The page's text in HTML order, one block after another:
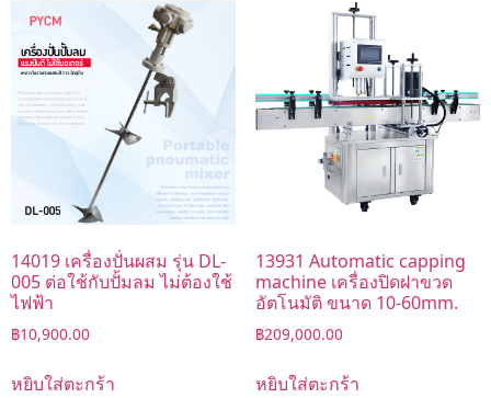
14019 เครื่องปั่นผสม รุ่น DL-
005 ต่อใช้กับปั้มลม ไม่ต้องใช้
ไฟฟ้า
฿10,900.00
หยิบใส่ตะกร้า
13931 Automatic capping
machine เครื่องปิดฝาขวด
อัตโนมัติ ขนาด 10-60mm.
฿209,000.00
หยิบใส่ตะกร้า